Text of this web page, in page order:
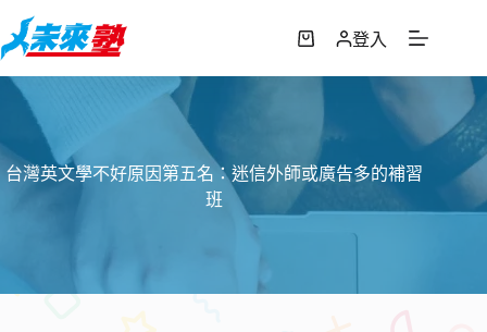
至
主
要
容
購
物
登入
台灣英文學不好原因第五名：迷信外師或廣告多的補習
班